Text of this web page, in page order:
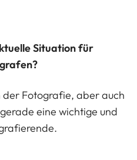
Situation für
der Fotografie, aber auch
eine wichtige und